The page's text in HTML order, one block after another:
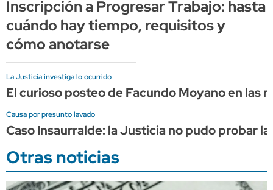
Inscripción a Progresar Trabajo: hasta
cuándo hay tiempo, requisitos y
cómo anotarse
La Justicia investiga lo ocurrido
El curioso posteo de Facundo Moyano en las
Causa por presunto lavado
Caso Insaurralde: la Justicia no pudo probar
Otras noticias